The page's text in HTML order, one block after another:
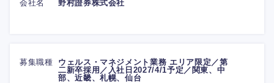
会社名
野村證券株式会社
募集職種
ウェルス・マネジメント業務 エリア限定／第
二新卒採用／入社日2027/4/1予定／関東、中
部、近畿、札幌、仙台